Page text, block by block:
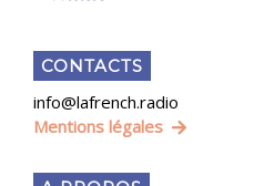
CONTACTS
info@lafrench.radio
Mentions légales